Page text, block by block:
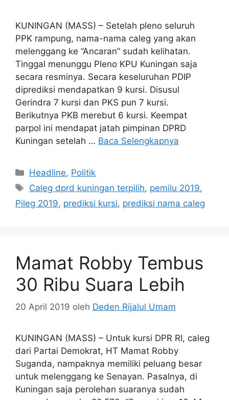
KUNINGAN (MASS) – Setelah pleno seluruh
PPK rampung, nama-nama caleg yang akan
melenggang ke “Ancaran” sudah kelihatan.
Tinggal menunggu Pleno KPU Kuningan saja
secara resminya. Secara keseluruhan PDIP
diprediksi mendapatkan 9 kursi. Disusul
Gerindra 7 kursi dan PKS pun 7 kursi.
Berikutnya PKB merebut 6 kursi. Keempat
parpol ini mendapat jatah pimpinan DPRD
Kuningan setelah … Baca Selengkapnya
Kategori
Headline, Politik
Tag
Caleg dprd kuningan terpilih, pemilu 2019,
Pileg 2019, prediksi kursi, prediksi nama caleg
Mamat Robby Tembus
30 Ribu Suara Lebih
20 April 2019 oleh Deden Rijalul Umam
KUNINGAN (MASS) – Untuk kursi DPR RI, caleg
dari Partai Demokrat, HT Mamat Robby
Suganda, nampaknya memiliki peluang besar
untuk melenggang ke Senayan. Pasalnya, di
Kuningan saja perolehan suaranya sudah